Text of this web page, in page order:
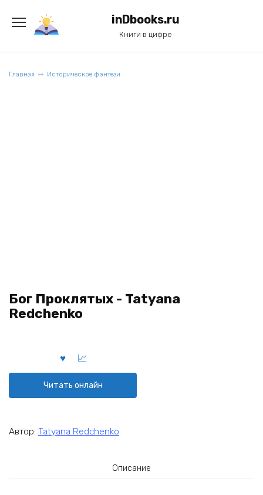
содержанию
inDbooks.ru
Книги в цифре
Главная Историческое фэнтези
Бог Проклятых - Tatyana
Redchenko
Читать онлайн
Автор: Tatyana Redchenko
Описание